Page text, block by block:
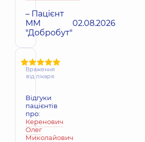
– Пацієнт
ММ
"Добробут"
02.08.2026
Враження
від лікаря
Відгуки
пацієнтів
про:
Керенович
Олег
Миколайович